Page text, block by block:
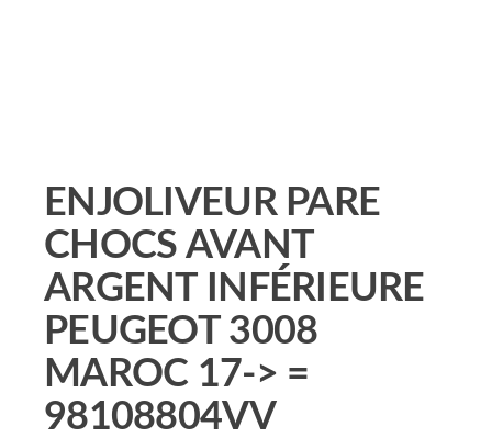
ENJOLIVEUR PARE
CHOCS AVANT
ARGENT INFÉRIEURE
PEUGEOT 3008
MAROC 17-> =
98108804VV